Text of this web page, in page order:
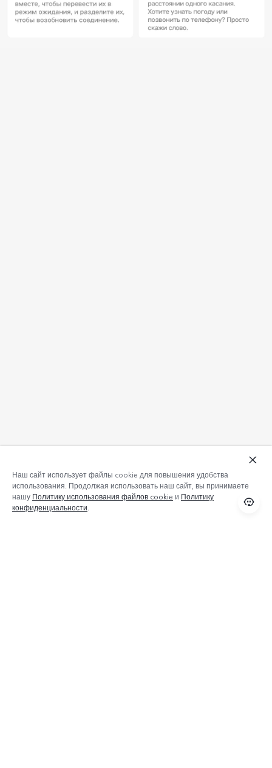
Наш сайт использует файлы cookie для повышения удобства
использования. Продолжая использовать наш сайт, вы принимаете
нашу Политику использования файлов cookie и Политику
конфиденциальности.